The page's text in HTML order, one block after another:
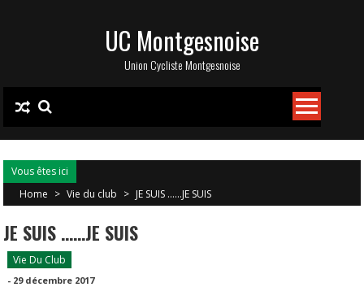
UC Montgesnoise
Union Cycliste Montgesnoise
Vous êtes ici
Home > Vie du club > JE SUIS ……JE SUIS
JE SUIS ……JE SUIS
Vie Du Club
- 29 décembre 2017